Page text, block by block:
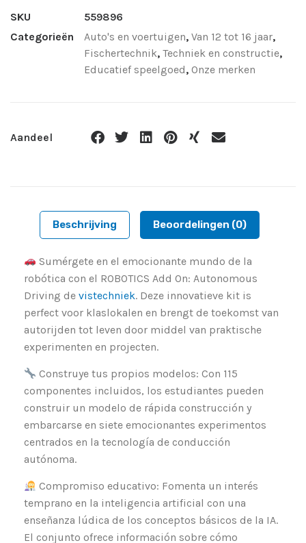
SKU
559896
Categorieën
Auto's en voertuigen, Van 12 tot 16 jaar,
Fischertechnik, Techniek en constructie,
Educatief speelgoed, Onze merken
Aandeel
Beschrijving Beoordelingen (0)
Sumérgete en el emocionante mundo de la
robótica con el ROBOTICS Add On: Autonomous
Driving de vistechniek. Deze innovatieve kit is
perfect voor klaslokalen en brengt de toekomst van
autorijden tot leven door middel van praktische
experimenten en projecten.
Construye tus propios modelos: Con 115
componentes incluidos, los estudiantes pueden
construir un modelo de rápida construcción y
embarcarse en siete emocionantes experimentos
centrados en la tecnología de conducción
autónoma.
Compromiso educativo: Fomenta un interés
temprano en la inteligencia artificial con una
enseñanza lúdica de los conceptos básicos de la IA.
El conjunto ofrece información sobre cómo